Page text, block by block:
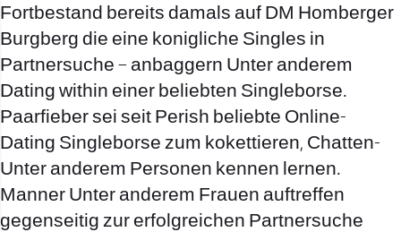
Fortbestand bereits damals auf DM Homberger
Burgberg die eine konigliche Singles in
Partnersuche – anbaggern Unter anderem
Dating within einer beliebten Singleborse.
Paarfieber sei seit Perish beliebte Online-
Dating Singleborse zum kokettieren, Chatten-
Unter anderem Personen kennen lernen.
Manner Unter anderem Frauen auftreffen
gegenseitig zur erfolgreichen Partnersuche